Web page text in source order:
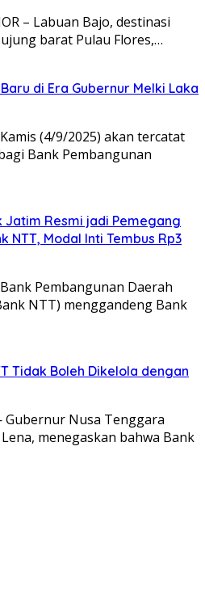
– Labuan Bajo, destinasi
barat Pulau Flores,…
di Era Gubernur Melki Laka
(4/9/2025) akan tercatat
Bank Pembangunan
Jatim Resmi jadi Pemegang
NTT, Modal Inti Tembus Rp3
Pembangunan Daerah
NTT) menggandeng Bank
Tidak Boleh Dikelola dengan
Gubernur Nusa Tenggara
menegaskan bahwa Bank